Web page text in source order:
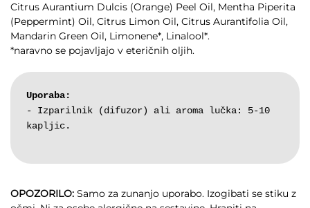
Citrus Aurantium Dulcis (Orange) Peel Oil, Mentha Piperita
(Peppermint) Oil, Citrus Limon Oil, Citrus Aurantifolia Oil,
Mandarin Green Oil, Limonene*, Linalool*.
*naravno se pojavljajo v eteričnih oljih.
Uporaba:
- Izparilnik (difuzor) ali aroma lučka: 5-10
kapljic.
OPOZORILO: Samo za zunanjo uporabo. Izogibati se stiku z